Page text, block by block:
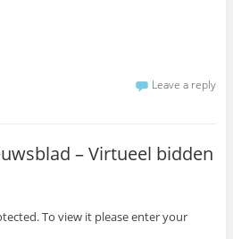
Leave a reply
– Virtueel bidden
To view it please enter your